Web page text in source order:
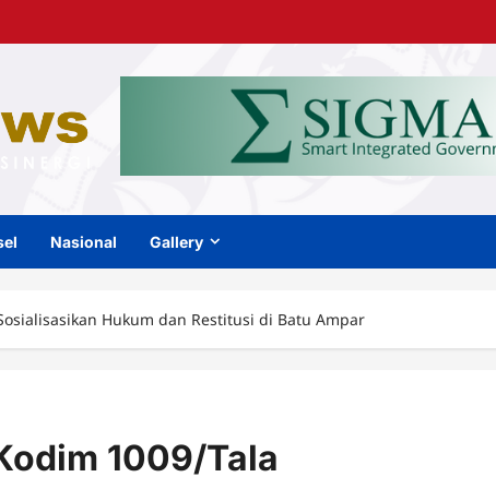
Nasional Gallery
Hukum dan Restitusi di Batu Ampar
1009/Tala